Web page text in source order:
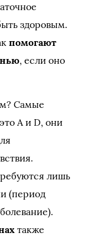
здоровым.
помогают
, если оно
Самые
A и D, они
лишь
(период
также